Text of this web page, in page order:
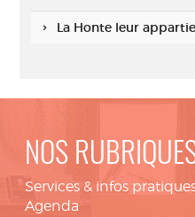
La Honte leur
NOS
Services & infos
Agenda